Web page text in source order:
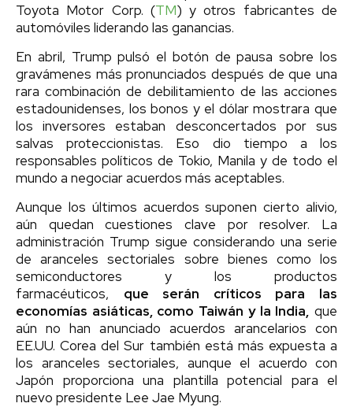
Toyota Motor Corp. (TM) y otros fabricantes de
automóviles liderando las ganancias.
En abril, Trump pulsó el botón de pausa sobre los
gravámenes más pronunciados después de que una
rara combinación de debilitamiento de las acciones
estadounidenses, los bonos y el dólar mostrara que
los inversores estaban desconcertados por sus
salvas proteccionistas. Eso dio tiempo a los
responsables políticos de Tokio, Manila y de todo el
mundo a negociar acuerdos más aceptables.
Aunque los últimos acuerdos suponen cierto alivio,
aún quedan cuestiones clave por resolver. La
administración Trump sigue considerando una serie
de aranceles sectoriales sobre bienes como los
semiconductores y los productos
farmacéuticos, que serán críticos para las
economías asiáticas, como Taiwán y la India, que
aún no han anunciado acuerdos arancelarios con
EE.UU. Corea del Sur también está más expuesta a
los aranceles sectoriales, aunque el acuerdo con
Japón proporciona una plantilla potencial para el
nuevo presidente Lee Jae Myung.